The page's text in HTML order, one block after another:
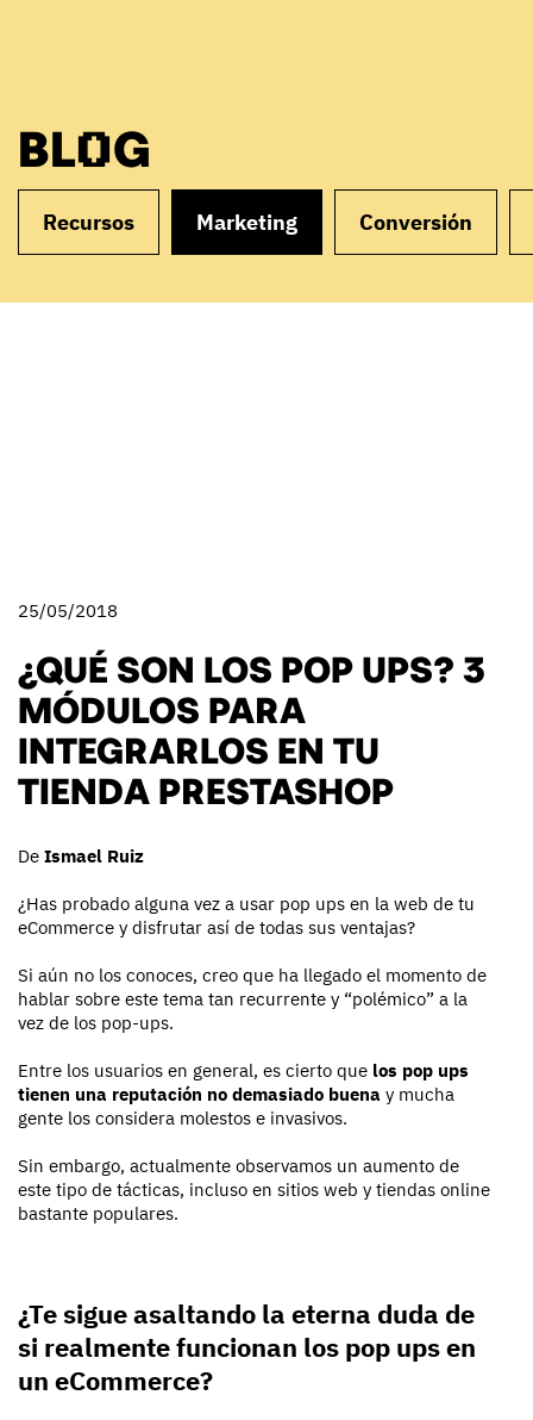
BLOG
Recursos Marketing Conversión
25/05/2018
¿QUÉ SON LOS POP UPS? 3
MÓDULOS PARA
INTEGRARLOS EN TU
TIENDA PRESTASHOP
De Ismael Ruiz
¿Has probado alguna vez a usar pop ups en la web de tu
eCommerce y disfrutar así de todas sus ventajas?
Si aún no los conoces, creo que ha llegado el momento de
hablar sobre este tema tan recurrente y “polémico” a la
vez de los pop-ups.
Entre los usuarios en general, es cierto que los pop ups
tienen una reputación no demasiado buena y mucha
gente los considera molestos e invasivos.
Sin embargo, actualmente observamos un aumento de
este tipo de tácticas, incluso en sitios web y tiendas online
bastante populares.
¿Te sigue asaltando la eterna duda de
si realmente funcionan los pop ups en
un eCommerce?